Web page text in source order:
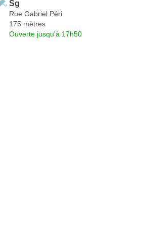
Sg
Rue Gabriel Péri
175 mètres
Ouverte jusqu'à 17h50